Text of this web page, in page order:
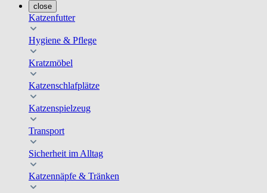
close
Katzenfutter
Hygiene & Pflege
Kratzmöbel
Katzenschlafplätze
Katzenspielzeug
Transport
Sicherheit im Alltag
Katzennäpfe & Tränken